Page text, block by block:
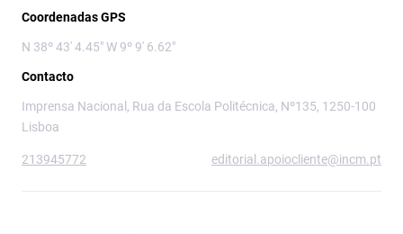
Coordenadas GPS
N 38º 43' 4.45" W 9º 9' 6.62"
Contacto
Imprensa Nacional, Rua da Escola Politécnica, Nº135, 1250-100
Lisboa
213945772 editorial.apoiocliente@incm.pt